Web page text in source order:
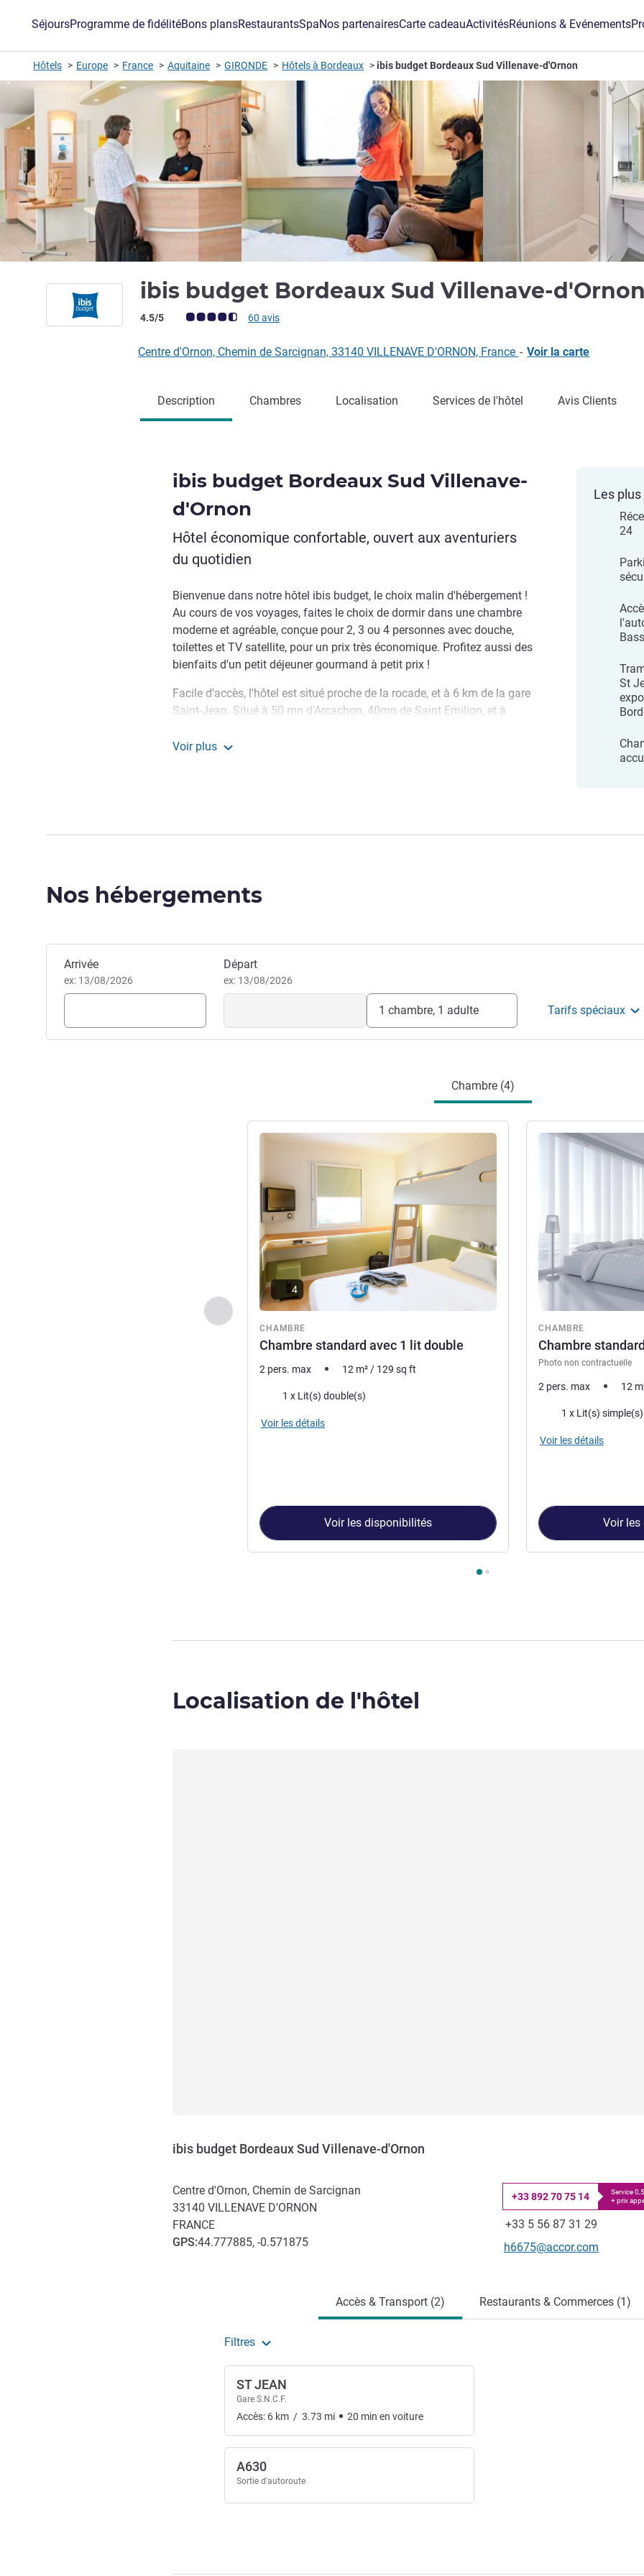
SéjoursProgramme de fidélitéBons plansRestaurantsSpaNos partenairesCarte cadeauActivitésRéunions & Evénements
Hôtels Europe France Aquitaine GIRONDE Hôtels à Bordeaux ibis budget Bordeaux Sud Villenave-d'Ornon
ibis budget Bordeaux Sud Villenave-d'Ornon
Note Avis clients (Note ALL)
4.5/5 60 avis
Centre d'Ornon, Chemin de Sarcignan, 33140 VILLENAVE D'ORNON, France - Voir la carte
Description Chambres Localisation Services de l'hôtel Avis Clients
ibis budget Bordeaux Sud Villenave-
d'Ornon
Hôtel économique confortable, ouvert aux aventuriers
du quotidien
Bienvenue dans notre hôtel ibis budget, le choix malin d'hébergement !
Au cours de vos voyages, faites le choix de dormir dans une chambre
moderne et agréable, conçue pour 2, 3 ou 4 personnes avec douche,
toilettes et TV satellite, pour un prix très économique. Profitez aussi des
bienfaits d'un petit déjeuner gourmand à petit prix !
Facile d'accès, l'hôtel est situé proche de la rocade, et à 6 km de la gare
Saint-Jean. Situé à 50 mn d'Arcachon, 40mn de Saint Emilion, et à
idéalement situés pour découvrir Bordeaux et ses environs.
Voir plus
Les plus
24
St
Nos hébergements
Réserver cet hôtel
Arrivée
ex: 13/08/2026
Départ
ex: 13/08/2026
1 chambre, 1 adulte Tarifs spéciaux
Chambre (4)
Précédent - Chambre
CHAMBRE
Chambre standard avec 1 lit double
Voir les détails
4
2 pers. max 12 m² / 129 sq ft
Literie1 x Lit(s) double(s)
Voir les détails
Voir les disponibilités
CHAMBRE
Chambre
Photo non contractuelle
Voir les détails
2 pers. max 12
Literie
Voir les détails
Voir
Localisation de l'hôtel
ibis budget Bordeaux Sud Villenave-d'Ornon
Centre d'Ornon, Chemin de Sarcignan
33140 VILLENAVE D'ORNON
FRANCE
GPS:44.777885, -0.571875
Téléphone
+33 892 70 75 14
Service
+ prix
Fax
+33 5 56 87 31 29
Email de contact
h6675@accor.com
Accès & Transport (2) Restaurants & Commerces (1)
Filtres
ST JEAN
Gare S.N.C.F.
Accès: 6 km / 3.73 mi 20 min en voiture
A630
Sortie d'autoroute